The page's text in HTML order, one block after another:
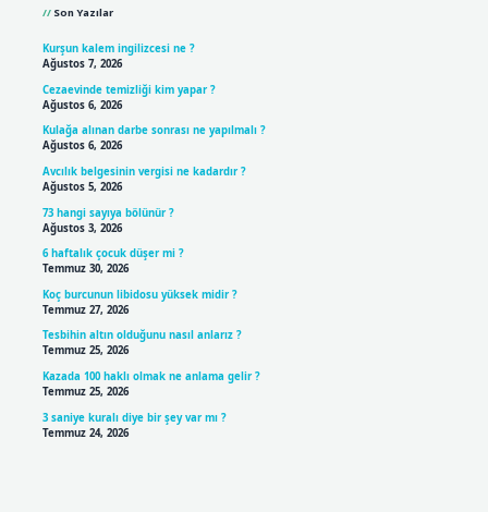
Son Yazılar
Kurşun kalem ingilizcesi ne ?
Ağustos 7, 2026
Cezaevinde temizliği kim yapar ?
Ağustos 6, 2026
Kulağa alınan darbe sonrası ne yapılmalı ?
Ağustos 6, 2026
Avcılık belgesinin vergisi ne kadardır ?
Ağustos 5, 2026
73 hangi sayıya bölünür ?
Ağustos 3, 2026
6 haftalık çocuk düşer mi ?
Temmuz 30, 2026
Koç burcunun libidosu yüksek midir ?
Temmuz 27, 2026
Tesbihin altın olduğunu nasıl anlarız ?
Temmuz 25, 2026
Kazada 100 haklı olmak ne anlama gelir ?
Temmuz 25, 2026
3 saniye kuralı diye bir şey var mı ?
Temmuz 24, 2026